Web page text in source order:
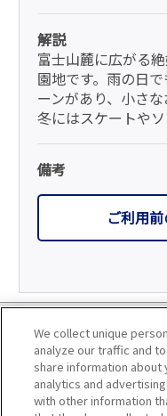
解説
富士山麓に広がる
園地です。雨の日
ーンがあり、小さ
冬にはスケートやソ
備考
ご利用
個人情報の取り扱いにつ
会員優待サービスの提携
We collect unique
analyze our traffic and
share information
analytics and
with other information